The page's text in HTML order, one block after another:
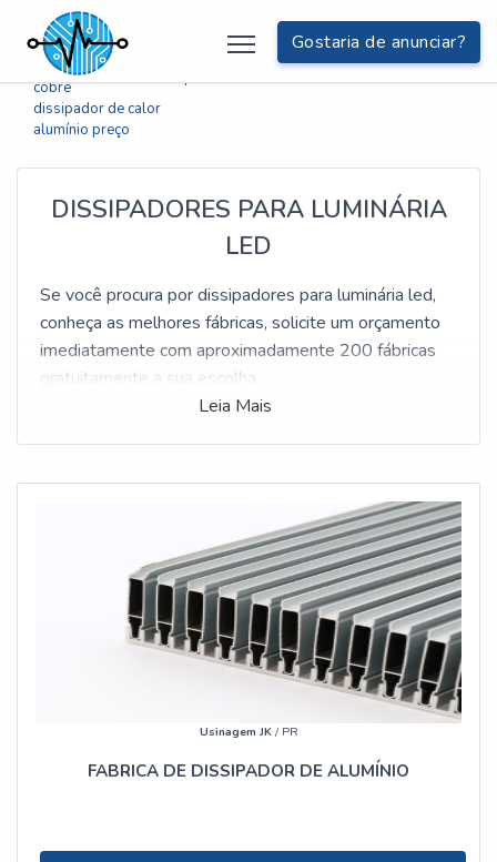
Gostaria de anunciar?
Buscas relacionadas:
empresa de
dissipador de calor de
cobre
dissipador de calor
dissipador de calor
alumínio preço
DISSIPADORES PARA LUMINÁRIA
LED
Se você procura por dissipadores para luminária led,
conheça as melhores fábricas, solicite um orçamento
imediatamente com aproximadamente 200 fábricas
gratuitamente a sua escolha
Leia Mais
Usinagem JK/ PR
FABRICA DE DISSIPADOR DE ALUMÍNIO